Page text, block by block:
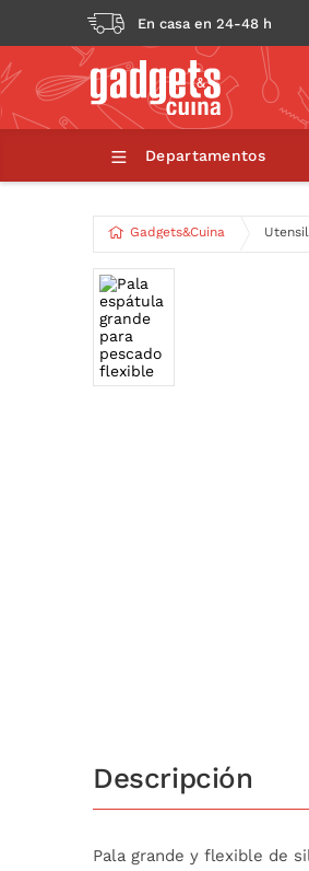
En casa en 24-48 h
Departamentos
Gadgets&Cuina
Descripción
Pala grande y flexible de